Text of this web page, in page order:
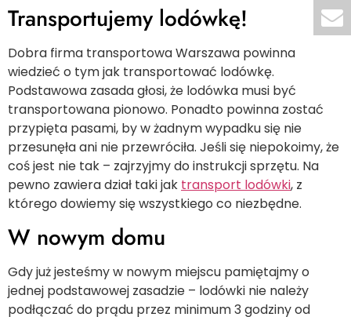
Transportujemy lodówkę!
Dobra firma transportowa Warszawa powinna
wiedzieć o tym jak transportować lodówkę.
Podstawowa zasada głosi, że lodówka musi być
transportowana pionowo. Ponadto powinna zostać
przypięta pasami, by w żadnym wypadku się nie
przesunęła ani nie przewróciła. Jeśli się niepokoimy, że
coś jest nie tak – zajrzyjmy do instrukcji sprzętu. Na
pewno zawiera dział taki jak transport lodówki, z
którego dowiemy się wszystkiego co niezbędne.
W nowym domu
Gdy już jesteśmy w nowym miejscu pamiętajmy o
jednej podstawowej zasadzie – lodówki nie należy
podłączać do prądu przez minimum 3 godziny od